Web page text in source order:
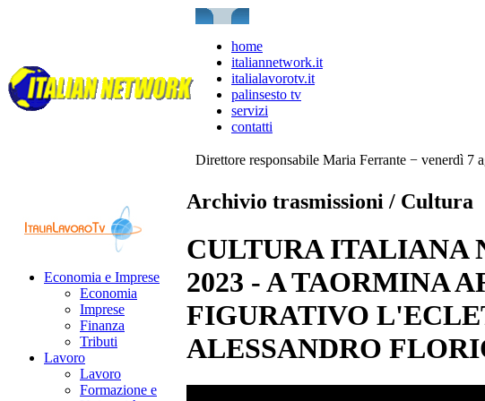
home
italiannetwork.it
italialavorotv.it
palinsesto tv
servizi
contatti
Direttore responsabile Maria Ferrante − venerdì 7
Economia e Imprese
Economia
Imprese
Finanza
Tributi
Lavoro
Lavoro
Formazione e
Archivio trasmissioni / Cultura
CULTURA ITALIANA
2023 - A TAORMINA
FIGURATIVO
ALESSANDRO